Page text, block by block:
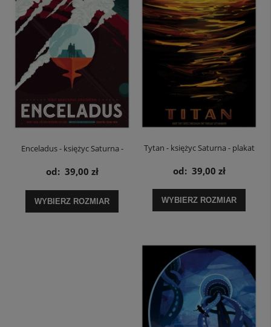
Enceladus - księżyc Saturna -
plakat NASA
od: 39,00 zł
WYBIERZ ROZMIAR
Tytan - księżyc Saturna - plakat
NASA
od: 39,00 zł
WYBIERZ ROZMIAR